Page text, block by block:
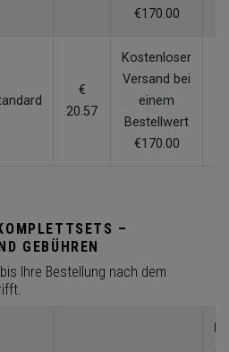
€170.00
€
20.57
Kostenloser
Versand bei
einem
Bestellwert
€170.00
–
GEBÜHREN
Ihre Bestellung nach dem